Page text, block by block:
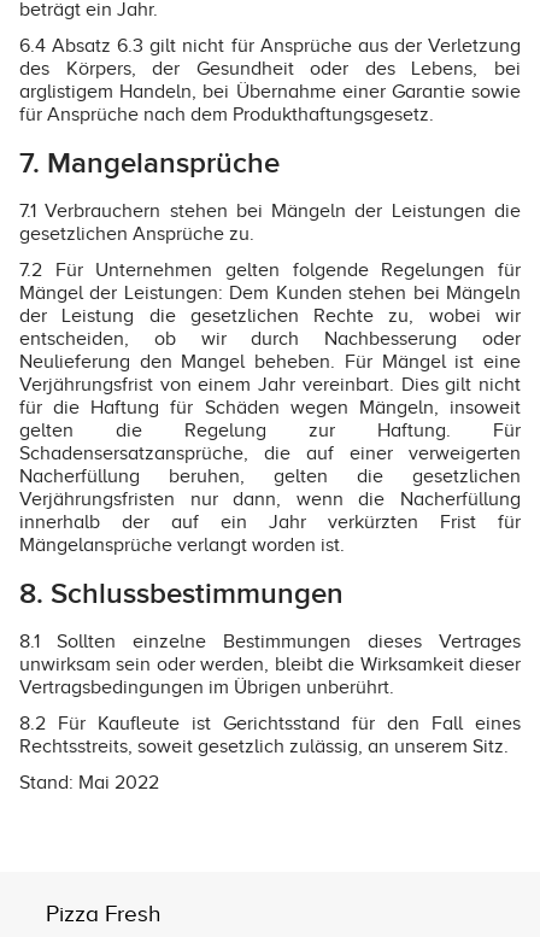
beträgt ein Jahr.
6.4 Absatz 6.3 gilt nicht für Ansprüche aus der Verletzung
des Körpers, der Gesundheit oder des Lebens, bei
arglistigem Handeln, bei Übernahme einer Garantie sowie
für Ansprüche nach dem Produkthaftungsgesetz.
7. Mangelansprüche
7.1 Verbrauchern stehen bei Mängeln der Leistungen die
gesetzlichen Ansprüche zu.
7.2 Für Unternehmen gelten folgende Regelungen für
Mängel der Leistungen: Dem Kunden stehen bei Mängeln
der Leistung die gesetzlichen Rechte zu, wobei wir
entscheiden, ob wir durch Nachbesserung oder
Neulieferung den Mangel beheben. Für Mängel ist eine
Verjährungsfrist von einem Jahr vereinbart. Dies gilt nicht
für die Haftung für Schäden wegen Mängeln, insoweit
gelten die Regelung zur Haftung. Für
Schadensersatzansprüche, die auf einer verweigerten
Nacherfüllung beruhen, gelten die gesetzlichen
Verjährungsfristen nur dann, wenn die Nacherfüllung
innerhalb der auf ein Jahr verkürzten Frist für
Mängelansprüche verlangt worden ist.
8. Schlussbestimmungen
8.1 Sollten einzelne Bestimmungen dieses Vertrages
unwirksam sein oder werden, bleibt die Wirksamkeit dieser
Vertragsbedingungen im Übrigen unberührt.
8.2 Für Kaufleute ist Gerichtsstand für den Fall eines
Rechtsstreits, soweit gesetzlich zulässig, an unserem Sitz.
Stand: Mai 2022
Pizza Fresh